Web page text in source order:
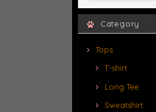
Category
Tops
T-shirt
Long Tee
Sweatshirt